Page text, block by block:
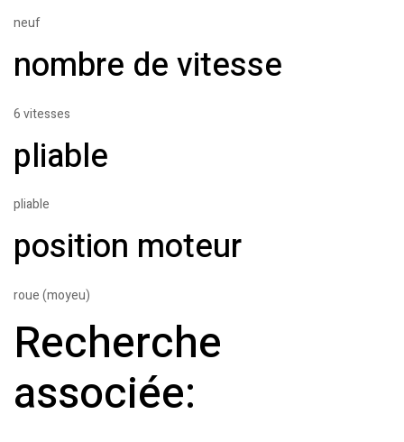
neuf
nombre de vitesse
6 vitesses
pliable
pliable
position moteur
roue (moyeu)
Recherche
associée: